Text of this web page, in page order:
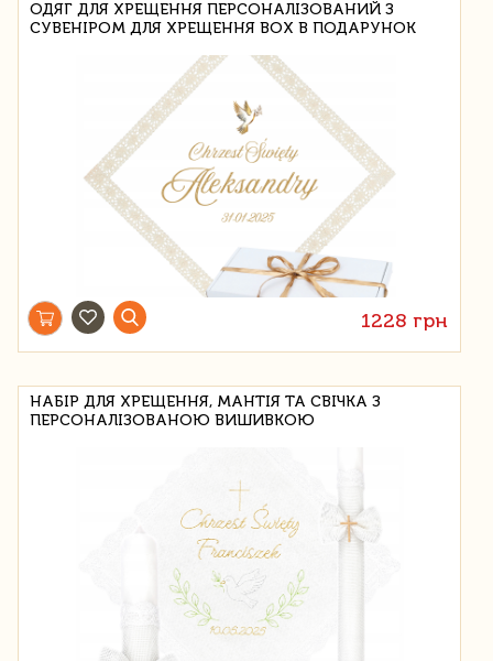
ОДЯГ ДЛЯ ХРЕЩЕННЯ ПЕРСОНАЛІЗОВАНИЙ З
СУВЕНІРОМ ДЛЯ ХРЕЩЕННЯ BOX В ПОДАРУНОК
1228 грн
НАБІР ДЛЯ ХРЕЩЕННЯ, МАНТІЯ ТА СВІЧКА З
ПЕРСОНАЛІЗОВАНОЮ ВИШИВКОЮ